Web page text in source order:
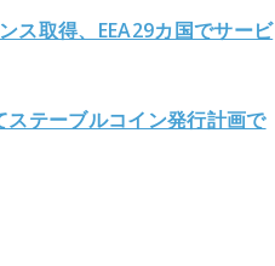
ス取得、EEA29カ国でサービ
テーブルコイン発行計画で